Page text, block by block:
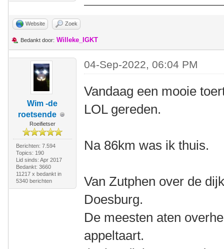
Website Zoek
Bedankt door: Willeke_IGKT
Wim -de
roetsende
Roeifietser
Berichten: 7.594
Topics: 190
Lid sinds: Apr 2017
Bedankt: 3660
11217 x bedankt in
5340 berichten
04-Sep-2022, 06:04 PM
Vandaag een mooie
LOL gereden.
Na 86km was ik thuis.
Van Zutphen over de
Doesburg.
De meesten aten
appeltaart.